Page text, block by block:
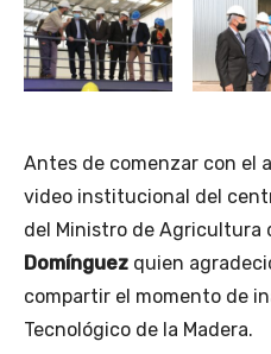
Antes de comenzar con el
video institucional del
del Ministro de Agricultura
Domínguez quien
compartir el momento de
Tecnológico de la Madera.